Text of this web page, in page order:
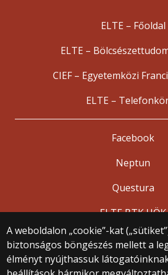
A weboldalon „cookie”-kat
biztonságos böngészés mellett a
élményt nyújthassuk
ELTE – Főoldal
ELTE –
CIEF – Egyetemközi
ELTE –
Facebook
Neptun
Questura
ELTE BTK HÖK
© 2025 Eötvös Loránd
Minden jog